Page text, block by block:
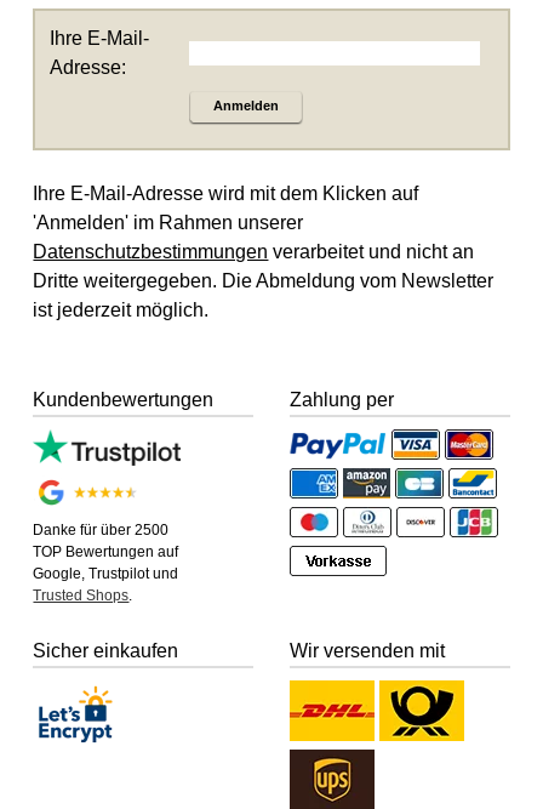
Ihre E-Mail-
Adresse:
Anmelden
Ihre E-Mail-Adresse wird mit dem Klicken auf
'Anmelden' im Rahmen unserer
Datenschutzbestimmungen verarbeitet und nicht an
Dritte weitergegeben. Die Abmeldung vom Newsletter
ist jederzeit möglich.
Kundenbewertungen
Danke für über 2500
TOP Bewertungen auf
Google, Trustpilot und
Trusted Shops.
Zahlung per
Sicher einkaufen Wir versenden mit